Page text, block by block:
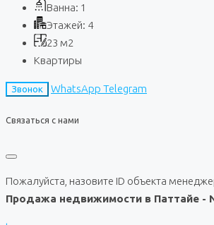
Ванна: 1
Этажей: 4
23 м2
Квартиры
Звонок WhatsApp Telegram
Связаться с нами
Пожалуйста, назовите ID объекта
Продажа недвижимости в Паттайе -